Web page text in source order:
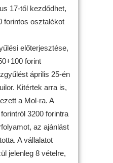
17-től kezdődhet,
forintos osztalékot
előterjesztése,
forint
április 25-én
Kitértek arra is,
a Mol-ra. A
3200 forintra
az ajánlást
A vállalatot
jelenleg 8 vételre,